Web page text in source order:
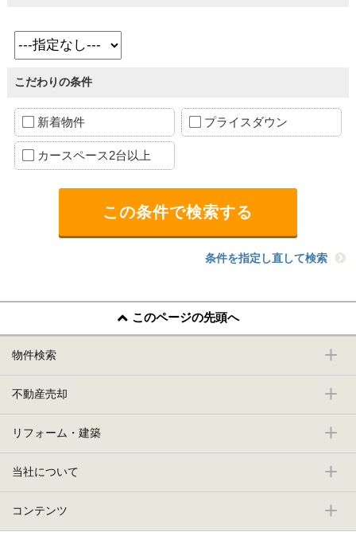
こだわりの条件
新着物件 プライスダウン
カースペース2台以上
条件を指定し直して検索
このページの先頭へ
物件検索
不動産売却
リフォーム・建築
当社について
コンテンツ